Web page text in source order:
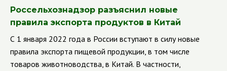
Россельхознадзор разъяснил новые
правила экспорта продуктов в Китай
С 1 января 2022 года в России вступают в силу новые
правила экспорта пищевой продукции, в том числе
товаров животноводства, в Китай. В частности,